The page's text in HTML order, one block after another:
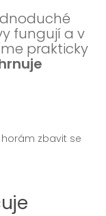
fungují a v
prakticky